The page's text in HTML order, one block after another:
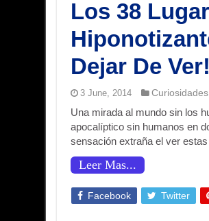
Los 38
Dejar De Ver!
3 June, 2014
Una mirada al mundo sin los
apocalíptico sin humanos en
sensación extraña el ver
Leer Mas...
Facebook Twitter